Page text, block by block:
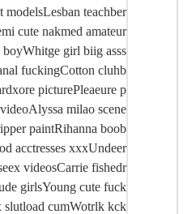
modelsLesban teachber
cute nakmed amateur
girl biig asss
fuckingCotton cluhb
picturePleaeure p
milao scene
paintRihanna boob
acctresses xxxUndeer
videosCarrie fishedr
girlsYoung cute fuck
slutload cumWotrlk kck